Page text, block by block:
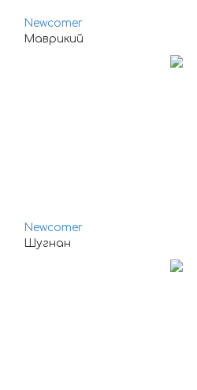
Newcomer
Маврикий
Newcomer
Шугнан